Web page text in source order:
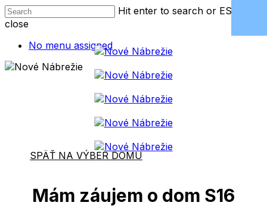
Skip
to
content
Hit enter to search or ESC to
close
SearchNo menu assigned
SPÄŤ NA VÝBER DOMU
Mám záujem o dom S16